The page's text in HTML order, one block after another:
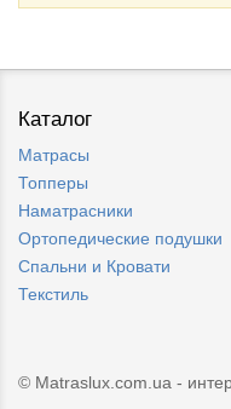
Каталог
Матрасы
Топперы
Наматрасники
Ортопедические подушки
Спальни и Кровати
Текстиль
© Matraslux.com.ua -